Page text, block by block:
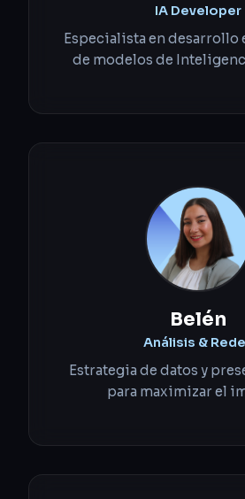
IA Developer
Especialista en desarrollo
de modelos de
Belén
Análisis &
Estrategia de datos y
para maximizar el